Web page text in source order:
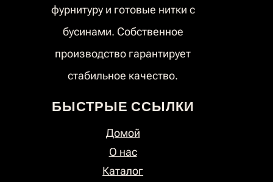
фурнитуру и готовые нитки с
бусинами. Собственное
производство гарантирует
стабильное качество.
БЫСТРЫЕ ССЫЛКИ
Домой
О нас
Каталог